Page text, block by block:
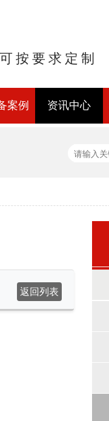
按要求定制
案例 资讯中心
返回列表